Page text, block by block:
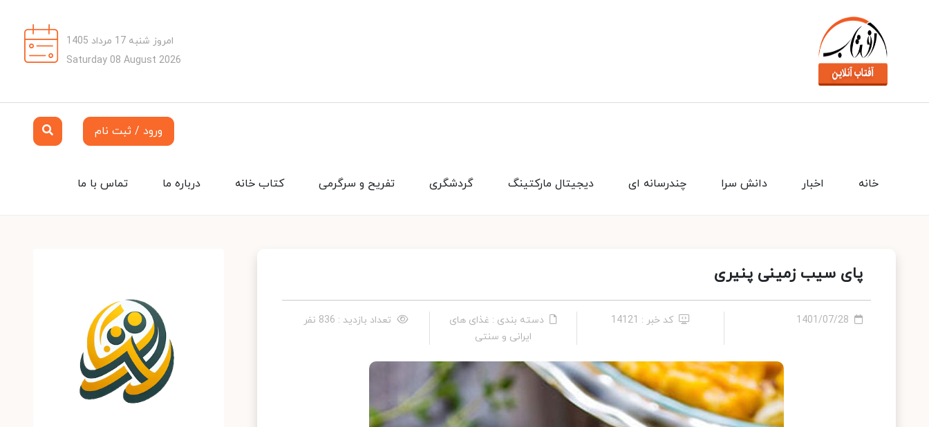
امروز شنبه 17 مرداد 1405
Saturday 08 August 2026
ورود / ثبت نام
تماس با ما درباره ما کتاب خانه تفریح و سرگرمی گردشگری دیجیتال مارکتینگ چندرسانه ای دانش سرا اخبار خانه
پای سیب زمینی پنیری
1401/07/28 کد خبر : 14121
دسته بندی : غذای های
ایرانی و سنتی
تعداد بازدید : 836 نفر